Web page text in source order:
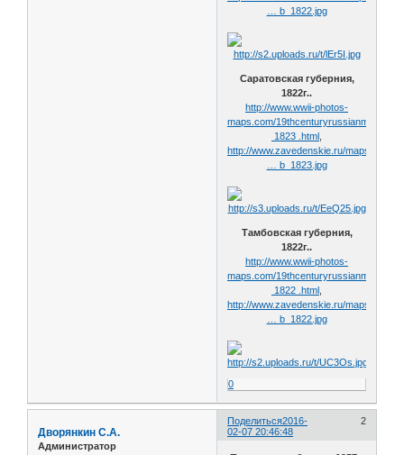
… b_1822.jpg
Саратовская губерния,
1822г..
http://www.wwii-photos-
maps.com/19thcenturyrussianmaps/
1823 .html
http://www.zavedenskie.ru/maps/old/
… b_1823.jpg
Тамбовская губерния,
1822г..
http://www.wwii-photos-
maps.com/19thcenturyrussianmaps/
1822 .html
http://www.zavedenskie.ru/maps/old/
… b_1822.jpg
0
Поделиться 2
2016-
02-07 20:46:48
Дворянкин С.А.
Администратор